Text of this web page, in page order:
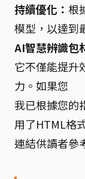
持續優化： 根
模型，以達到
AI智慧辨識包
它不僅能提升
力。如果您
我已根據您的
用了HTML格
連結供讀者參